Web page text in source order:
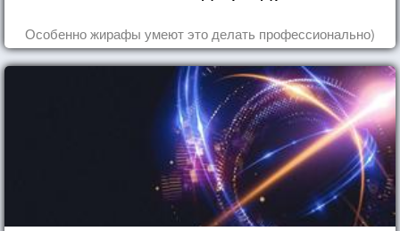
Особенно жирафы умеют это делать профессионально)